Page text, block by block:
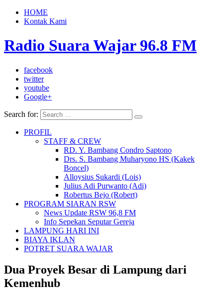
HOME
Kontak Kami
Radio Suara Wajar 96.8 FM
facebook
twitter
youtube
Google+
Search for:
PROFIL
STAFF & CREW
RD. Y. Bambang Condro Saptono
Drs. S. Bambang Muharyono HS (Kakek
Boncel)
Alloysius Sukardi (Lois)
Julius Adi Purwanto (Adi)
Robertus Bejo (Robert)
PROGRAM SIARAN RSW
News Update RSW 96,8 FM
Info Sepekan Seputar Gereja
LAMPUNG HARI INI
BIAYA IKLAN
POTRET SUARA WAJAR
Dua Proyek Besar di Lampung dari
Kemenhub